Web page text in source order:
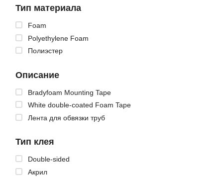
Тип материала
Foam
Polyethylene Foam
Полиэстер
Описание
Bradyfoam Mounting Tape
White double-coated Foam Tape
Лента для обвязки труб
Тип клея
Double-sided
Акрил